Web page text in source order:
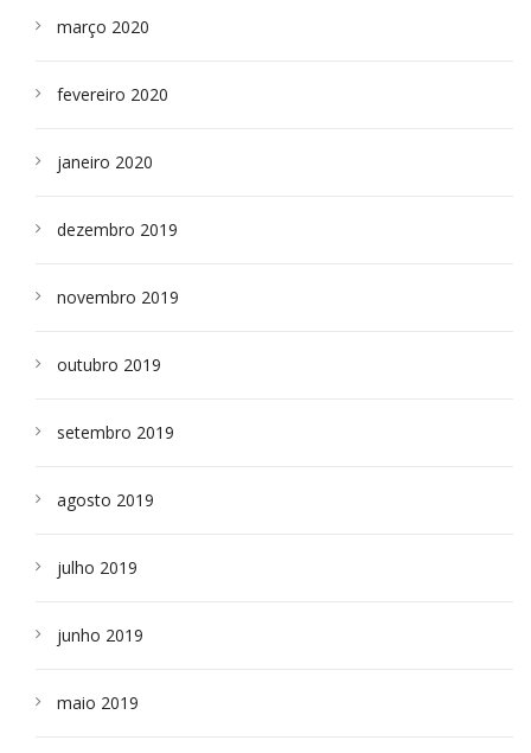
março 2020
fevereiro 2020
janeiro 2020
dezembro 2019
novembro 2019
outubro 2019
setembro 2019
agosto 2019
julho 2019
junho 2019
maio 2019